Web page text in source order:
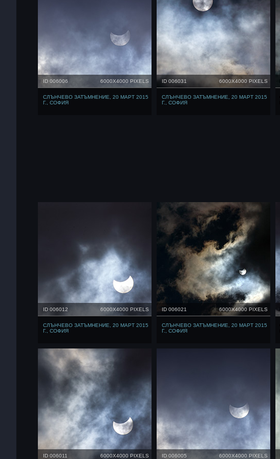
ID 006006 6000X4000 PIXELS
СЛЪНЧЕВО ЗАТЪМНЕНИЕ, 20 МАРТ 2015
Г., СОФИЯ
ID 006031 6000X4000 PIXELS
СЛЪНЧЕВО ЗАТЪМНЕНИЕ, 20 МАРТ 2015
Г., СОФИЯ
ID 006012 6000X4000 PIXELS
СЛЪНЧЕВО ЗАТЪМНЕНИЕ, 20 МАРТ 2015
Г., СОФИЯ
ID 006021 6000X4000 PIXELS
СЛЪНЧЕВО ЗАТЪМНЕНИЕ, 20 МАРТ 2015
Г., СОФИЯ
ID 006011 6000X4000 PIXELS ID 006005 6000X4000 PIXELS